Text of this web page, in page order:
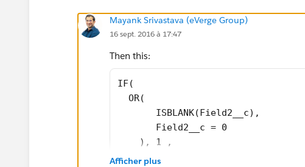
Mayank Srivastava (eVerge Group)
16 sept. 2016 à 17:47
Then this:
IF(
  OR(
       ISBLANK(Field2__c),
       Field2__c = 0
    ), 1 ,
       field1__c/ Field2__c
Afficher plus